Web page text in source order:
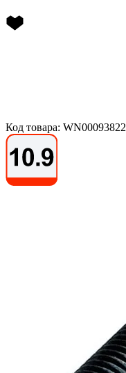
Код товара: WN00093822